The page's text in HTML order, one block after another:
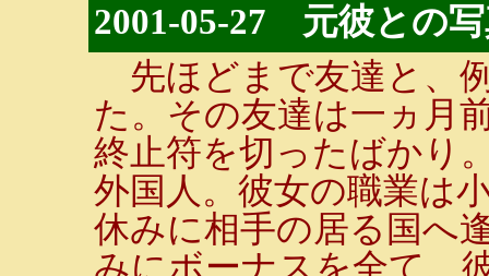
2001-05-27 元彼との
先ほどまで友達と、
た。その友達は一ヵ月
終止符を切ったばかり
外国人。彼女の職業は
休みに相手の居る国へ
みにボーナスを全て、